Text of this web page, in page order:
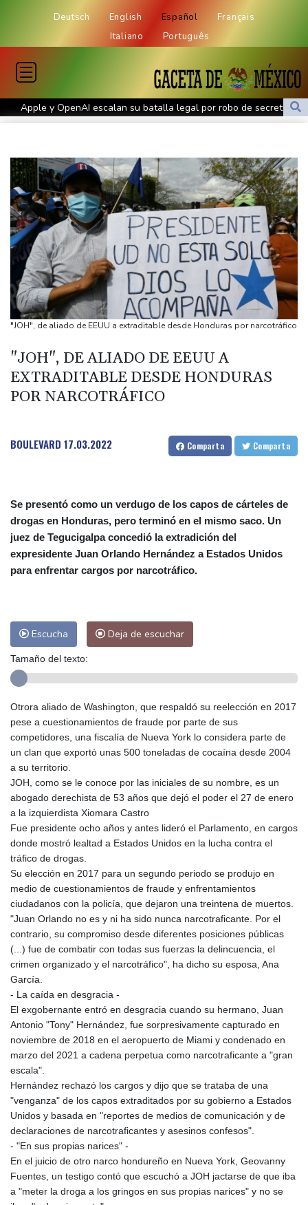
Deutsch English Español
Français
Italiano
Português
Apple y OpenAI escalan su batalla legal por robo de secretos
comerciales
rescatar a los muertos
Canadá trata de adaptarse a un futuro de incendios forestales
Ucrania despide a un voluntario que dedicó su vida a rescatar a
los muertos
Un dron entra en Bulgaria y estalla cerca de un gasoducto en la
frontera con Rumania
El burrito causa indigestión en el partido de Trump
Comienza la vendimia en la región francesa de Borgoña, un
nuevo récord de precocidad
Las dificultades en Cisjordania impulsan el éxodo de los
cristianos palestinos
Londres rescata del olvido el exilio inglés de Zweig, el escritor
"JOH", de aliado de EEUU a extraditable desde Honduras por narcotráfico
"JOH", DE ALIADO DE EEUU A
EXTRADITABLE DESDE HONDURAS
POR NARCOTRÁFICO
BOULEVARD 17.03.2022 Comparta Comparta
Se presentó como un verdugo de los capos de cárteles de
drogas en Honduras, pero terminó en el mismo saco. Un
juez de Tegucigalpa concedió la extradición del
expresidente Juan Orlando Hernández a Estados Unidos
para enfrentar cargos por narcotráfico.
Escucha Deja de escuchar
Tamaño del texto:
Otrora aliado de Washington, que respaldó su reelección en 2017
pese a cuestionamientos de fraude por parte de sus
competidores, una fiscalía de Nueva York lo considera parte de
un clan que exportó unas 500 toneladas de cocaína desde 2004
a su territorio.
JOH, como se le conoce por las iniciales de su nombre, es un
abogado derechista de 53 años que dejó el poder el 27 de enero
a la izquierdista Xiomara Castro
Fue presidente ocho años y antes lideró el Parlamento, en cargos
donde mostró lealtad a Estados Unidos en la lucha contra el
tráfico de drogas.
Su elección en 2017 para un segundo periodo se produjo en
medio de cuestionamientos de fraude y enfrentamientos
ciudadanos con la policía, que dejaron una treintena de muertos.
"Juan Orlando no es y ni ha sido nunca narcotraficante. Por el
contrario, su compromiso desde diferentes posiciones públicas
(...) fue de combatir con todas sus fuerzas la delincuencia, el
crimen organizado y el narcotráfico", ha dicho su esposa, Ana
García.
- La caída en desgracia -
El exgobernante entró en desgracia cuando su hermano, Juan
Antonio "Tony" Hernández, fue sorpresivamente capturado en
noviembre de 2018 en el aeropuerto de Miami y condenado en
marzo del 2021 a cadena perpetua como narcotraficante a "gran
escala".
Hernández rechazó los cargos y dijo que se trataba de una
"venganza" de los capos extraditados por su gobierno a Estados
Unidos y basada en "reportes de medios de comunicación y de
declaraciones de narcotraficantes y asesinos confesos".
- "En sus propias narices" -
En el juicio de otro narco hondureño en Nueva York, Geovanny
Fuentes, un testigo contó que escuchó a JOH jactarse de que iba
a "meter la droga a los gringos en sus propias narices" y no se